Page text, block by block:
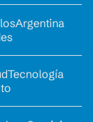
Argentina
Tecnología